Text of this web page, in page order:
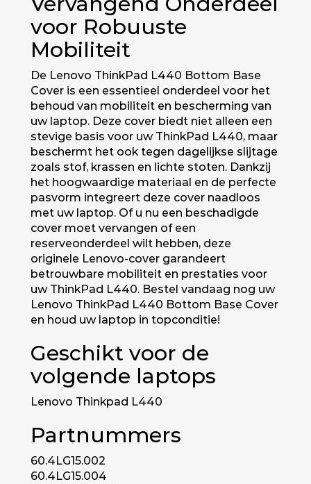
voor Robuuste
Mobiliteit
De Lenovo ThinkPad L440 Bottom Base
Cover is een essentieel onderdeel voor het
behoud van mobiliteit en bescherming van
uw laptop. Deze cover biedt niet alleen een
stevige basis voor uw ThinkPad L440, maar
beschermt het ook tegen dagelijkse slijtage
zoals stof, krassen en lichte stoten. Dankzij
het hoogwaardige materiaal en de perfecte
pasvorm integreert deze cover naadloos
met uw laptop. Of u nu een beschadigde
cover moet vervangen of een
reserveonderdeel wilt hebben, deze
originele Lenovo-cover garandeert
betrouwbare mobiliteit en prestaties voor
uw ThinkPad L440. Bestel vandaag nog uw
Lenovo ThinkPad L440 Bottom Base Cover
en houd uw laptop in topconditie!
Geschikt voor de
volgende laptops
Lenovo Thinkpad L440
Partnummers
60.4LG15.002
60.4LG15.004